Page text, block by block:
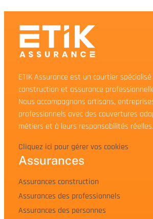
ETIK Assurance est un courtier
construction et assurance
Nous accompagnons artisans,
professionnels avec des couvertures
métiers et à leurs responsabilités réelles.
Cliquez ici pour gérer vos cookies
Assurances
Assurances construction
Assurances des professionnels
Assurances des personnes